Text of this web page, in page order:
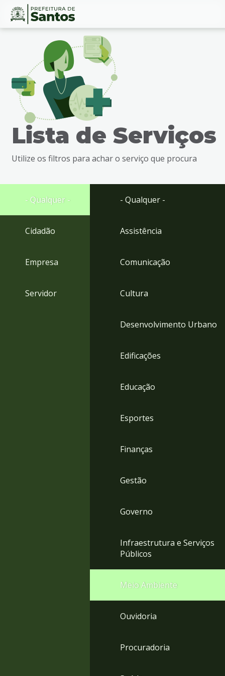
Ir
busca
Ir
rodapé
Conteúdo
Lista de Serviços
Utilize os filtros para achar o serviço que procura
- Qualquer -
Cidadão
Empresa
Servidor
- Qualquer -
Assistência
Comunicação
Cultura
Desenvolvimento Urbano
Edificações
Educação
Esportes
Finanças
Gestão
Governo
Infraestrutura e Serviços
Públicos
Meio Ambiente
Ouvidoria
Procuradoria